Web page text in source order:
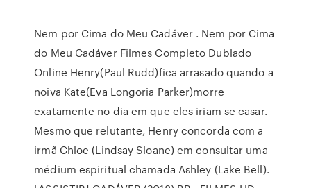
Nem por Cima do Meu Cadáver . Nem por Cima
do Meu Cadáver Filmes Completo Dublado
Online Henry(Paul Rudd)fica arrasado quando a
noiva Kate(Eva Longoria Parker)morre
exatamente no dia em que eles iriam se casar.
Mesmo que relutante, Henry concorda com a
irmã Chloe (Lindsay Sloane) em consultar uma
médium espiritual chamada Ashley (Lake Bell).